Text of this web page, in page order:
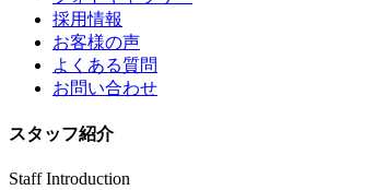
採用情報
お客様の声
よくある質問
お問い合わせ
スタッフ紹介
Staff Introduction